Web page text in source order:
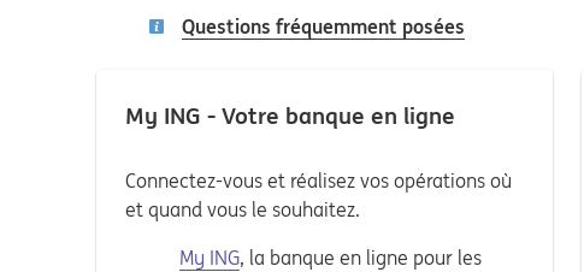
Questions fréquemment posées
My ING - Votre banque en ligne
Connectez-vous et réalisez vos opérations où
et quand vous le souhaitez.
My ING, la banque en ligne pour les